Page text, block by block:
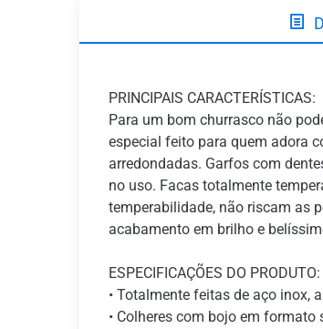
PRINCIPAIS CARACTERÍSTICAS:
Para um bom churrasco não
especial feito para quem adora
arredondadas. Garfos com
no uso. Facas totalmente
temperabilidade, não riscam as
acabamento em brilho e
ESPECIFICAÇÕES DO PRODUTO:
• Totalmente feitas de aço inox,
• Colheres com bojo em